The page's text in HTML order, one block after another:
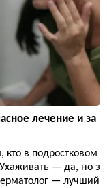
лечение и за
в подростковом
— да, но з
— лучший